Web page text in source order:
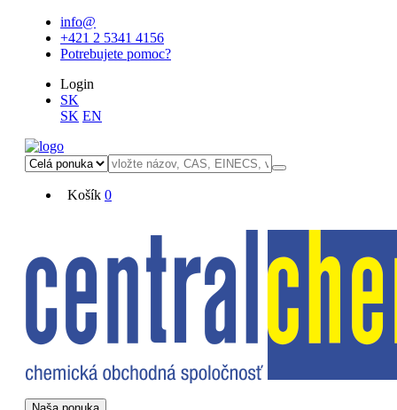
info@
+421 2 5341 4156
Potrebujete pomoc?
Login
SK
SK EN
Košík 0